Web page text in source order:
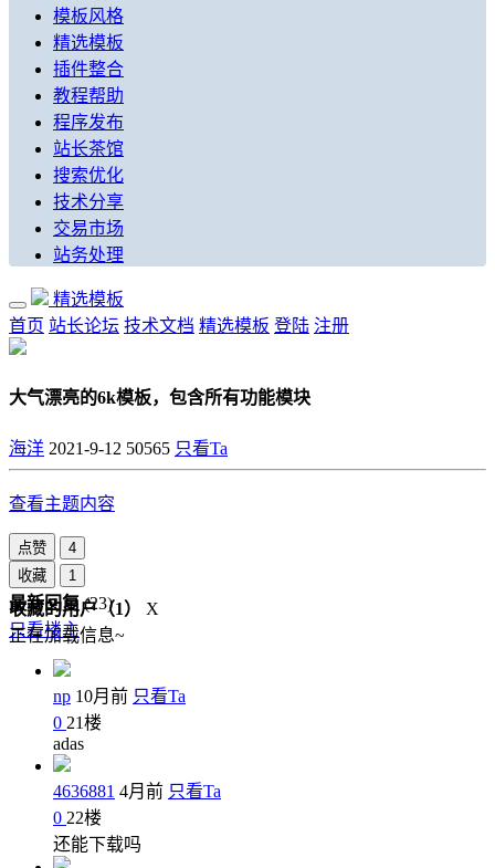
模板风格
精选模板
插件整合
教程帮助
程序发布
站长茶馆
搜索优化
技术分享
交易市场
站务处理
精选模板
首页 站长论坛 技术文档 精选模板 登陆 注册
大气漂亮的6k模板，包含所有功能模块
海洋 2021-9-12 50565 只看Ta
查看主题内容
点赞
4
收藏
1
收藏的用户（1）
X
正在加载信息~
最新回复(23)
只看楼主
np 10月前 只看Ta
0 21楼
adas
4636881 4月前 只看Ta
0 22楼
还能下载吗